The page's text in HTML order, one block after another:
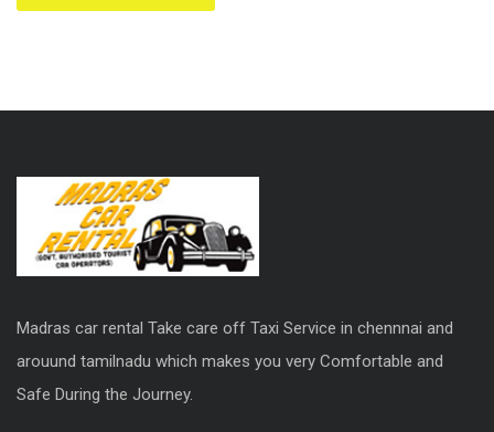
Madras car rental Take care off Taxi Service in chennnai and
arouund tamilnadu which makes you very Comfortable and
Safe During the Journey.